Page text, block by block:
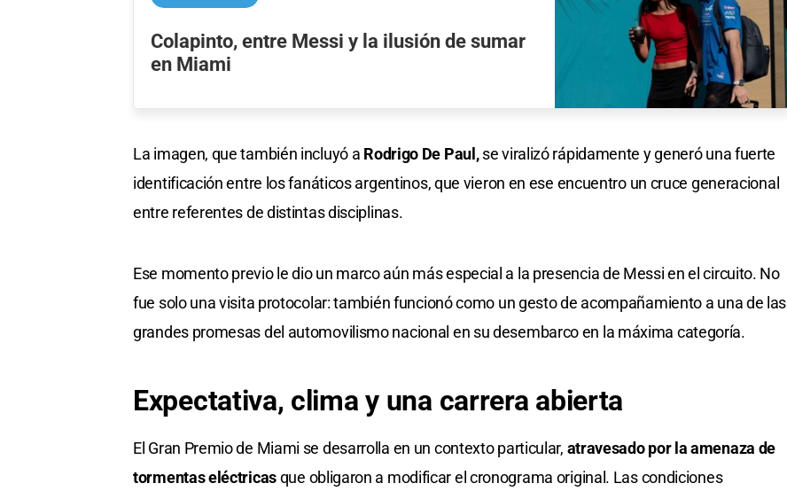
Colapinto, entre Messi y la ilusión de sumar
en Miami
La imagen, que también incluyó a Rodrigo De Paul,se viralizó rápidamente y generó una fuerte
identificación entre los fanáticos argentinos, que vieron en ese encuentro un cruce generacional
entre referentes de distintas disciplinas.
Ese momento previo le dio un marco aún más especial a la presencia de Messi en el circuito. No
fue solo una visita protocolar: también funcionó como un gesto de acompañamiento a una de las
grandes promesas del automovilismo nacional en su desembarco en la máxima categoría.
Expectativa, clima y una carrera abierta
El Gran Premio de Miami se desarrolla en un contexto particular, atravesado por la amenaza de
tormentas eléctricasque obligaron a modificar el cronograma original. Las condiciones